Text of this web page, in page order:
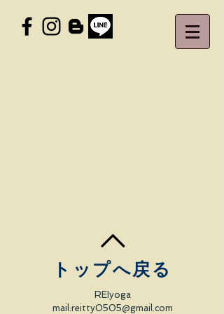
トップへ戻る
REIyoga
mail​:reitty0505@gmail.com